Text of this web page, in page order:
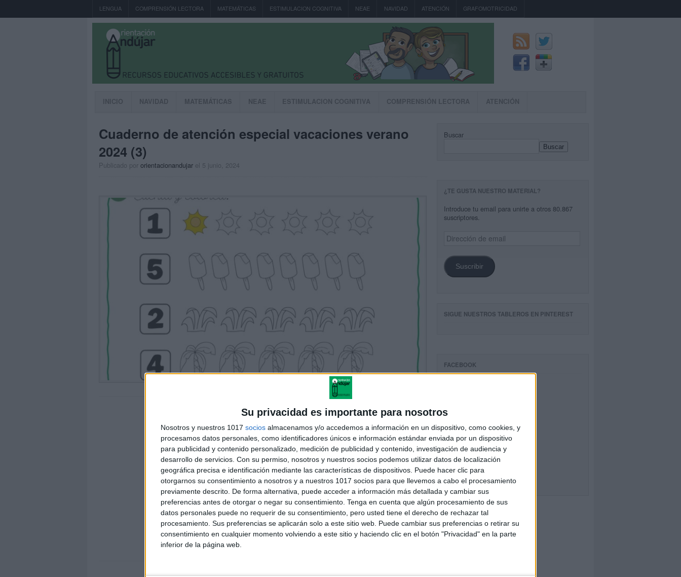
Su privacidad es importante para nosotros
Nosotros y nuestros 1017 socios almacenamos y/o accedemos a información en un dispositivo, como cookies, y
procesamos datos personales, como identificadores únicos e información estándar enviada por un dispositivo
para publicidad y contenido personalizado, medición de publicidad y contenido, investigación de audiencia y
desarrollo de servicios. Con su permiso, nosotros y nuestros socios podemos utilizar datos de localización
geográfica precisa e identificación mediante las características de dispositivos. Puede hacer clic para
otorgarnos su consentimiento a nosotros y a nuestros 1017 socios para que llevemos a cabo el procesamiento
previamente descrito. De forma alternativa, puede acceder a información más detallada y cambiar sus
preferencias antes de otorgar o negar su consentimiento. Tenga en cuenta que algún procesamiento de sus
datos personales puede no requerir de su consentimiento, pero usted tiene el derecho de rechazar tal
procesamiento. Sus preferencias se aplicarán solo a este sitio web. Puede cambiar sus preferencias o retirar su
consentimiento en cualquier momento volviendo a este sitio y haciendo clic en el botón "Privacidad" en la parte
inferior de la página web.
LENGUA COMPRENSIÓN LECTORA MATEMÁTICAS ESTIMULACION COGNITIVA NEAE NAVIDAD ATENCIÓN GRAFOMOTRICIDAD
INICIO NAVIDAD MATEMÁTICAS NEAE ESTIMULACION COGNITIVA COMPRENSIÓN LECTORA ATENCIÓN
Cuaderno de atención especial vacaciones verano
2024 (3)
Publicado por orientacionandujar el 5 junio, 2024
Buscar
Buscar
¿TE GUSTA NUESTRO MATERIAL?
Introduce tu email para unirte a otros 80.867
suscriptores.
Dirección
de
Suscribir
SIGUE NUESTROS TABLEROS EN PINTEREST
FACEBOOK